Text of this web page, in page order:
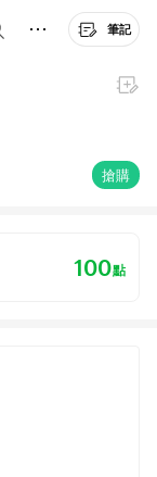
筆記
搶購
100點